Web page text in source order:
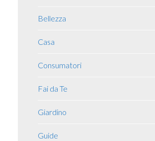
Bellezza
Casa
Consumatori
Fai da Te
Giardino
Guide